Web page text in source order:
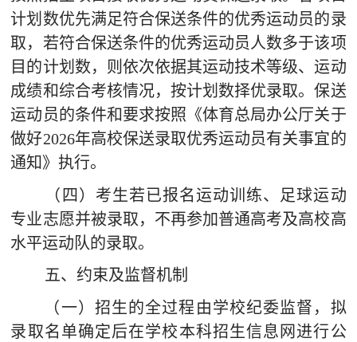
计划数优先满足符合保送条件的优秀运动员的录
取，若符合保送条件的优秀运动员人数多于该项
目的计划数，则依次依据其运动技术等级、运动
成绩和综合考核情况，按计划数择优录取。保送
运动员的条件和要求按照《体育总局办公厅关于
做好2026年高校保送录取优秀运动员有关事宜的
通知》执行。
（四）考生若已报名运动训练、足球运动
专业志愿并被录取，不再参加普通高考及高校高
水平运动队的录取。
五、约束及监督机制
（一）招生的全过程由学校纪委监督，拟
录取名单确定后在学校本科招生信息网进行公